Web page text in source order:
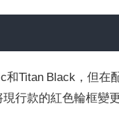
Titan Black，但在
行款的紅色輪框變